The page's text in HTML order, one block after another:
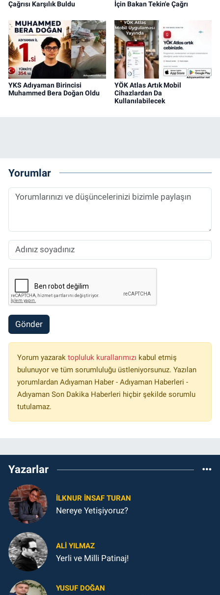
Çağrısı Karşılık Buldu İçin Bakan Tekin'e Çağrı
YKS Adıyaman Birincisi
Muhammed Bera Doğan Oldu
YÖK Atlas Artık Mobil
Cihazlardan Da
Kullanılabilecek
Yorumlar
Gönder
Yorum yazarak topluluk kurallarımızı kabul etmiş
bulunuyor ve tüm sorumluluğu üstleniyorsunuz. Yazılan
yorumlardan Adıyaman Haber - Adıyaman Haberleri -
Adıyaman Son Dakika Haberleri hiçbir şekilde sorumlu
tutulamaz.
Yazarlar
İLKNUR İNSAF TURAN
Nereye Yetişiyoruz?
ALI YILMAZ
Yerli ve Milli Patinaj!
YUSUF DOĞAN